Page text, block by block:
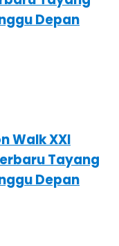
Depan
Walk XXI
Tayang
Depan